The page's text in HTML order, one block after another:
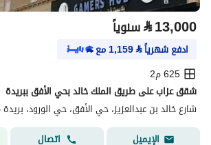
⃁13,000 سنوياً
ادفع شهرياً⃁
1,159مع
625 م2
شقق عزاب على طريق الملك خالد بحي الأفق ببريدة
شارع خالد بن عبدالعزيز، حي الأفق، حي الورود،
الإيميل
اتصال